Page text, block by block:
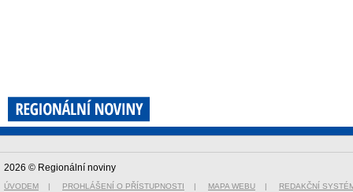
2026 © Regionální noviny
ÚVODEM | PROHLÁŠENÍ O PŘÍSTUPNOSTI | MAPA WEBU | REDAKČNÍ